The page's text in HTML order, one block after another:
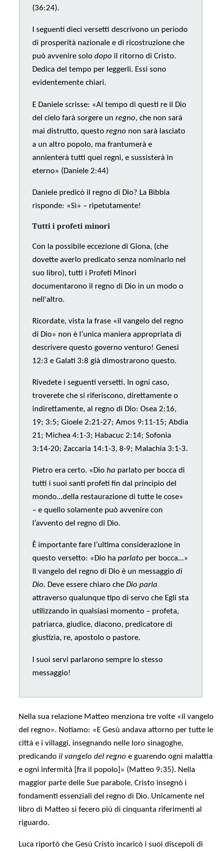
(36:24).
I seguenti dieci versetti descrivono un periodo
di prosperità nazionale e di ricostruzione che
può avvenire solodopo il ritorno di Cristo.
Dedica del tempo per leggerli. Essi sono
evidentemente chiari.
E Daniele scrisse: «Al tempo di questi re il Dio
del cielo farà sorgere unregno, che non sarà
mai distrutto, questoregno non sarà lasciato
a un altro popolo, ma frantumerà e
annienterà tutti quei regni, e sussisterà in
eterno» (Daniele 2:44)
Daniele predicò il regno di Dio? La Bibbia
risponde: «Sì» – ripetutamente!
Tutti i profeti minori
Con la possibile eccezione di Giona, (che
dovette averlo predicato senza nominarlo nel
suo libro), tutti i Profeti Minori
documentarono il regno di Dio in un modo o
nell'altro.
Ricordate, vista la frase «il vangelo del regno
di Dio» non è l’unica maniera appropriata di
descrivere questo governo venturo! Genesi
12:3 e Galati 3:8 già dimostrarono questo.
Rivedete i seguenti versetti. In ogni caso,
troverete che si riferiscono, direttamente o
indirettamente, al regno di Dio: Osea 2:16,
19; 3:5; Gioele 2:21-27; Amos 9:11-15; Abdia
21; Michea 4:1-3; Habacuc 2:14; Sofonia
3:14-20; Zaccaria 14:1-3, 8-9; Malachia 3:1-3.
Pietro era certo. «Dioha parlato per bocca di
tutti i suoi santi profeti fin dal principio del
mondo...della restaurazione di tutte le cose»
– e quello solamente può avvenire con
l’avvento del regno di Dio.
È importante fare l’ultima considerazione in
questo versetto: «Dio haparlato per bocca...»
Il vangelo del regno di Dio è un messaggiodi
Dio. Deve essere chiaro cheDio parla
attraverso qualunque tipo di servo che Egli sta
utilizzando in qualsiasi momento – profeta,
patriarca, giudice, diacono, predicatore di
giustizia, re, apostolo o pastore.
I suoi servi parlarono sempre lo stesso
messaggio!
Nella sua relazione Matteo menziona tre volte «il vangelo
del regno». Notiamo: «E Gesù andava attorno per tutte le
città e i villaggi, insegnando nelle loro sinagoghe,
predicandoil vangelo del regno e guarendo ogni malattia
e ogni infermità [fra il popolo]» (Matteo 9:35). Nella
maggior parte delle Sue parabole, Cristo insegnò i
fondamenti essenziali del regno di Dio. Unicamente nel
libro di Matteo si fecero più di cinquanta riferimenti al
riguardo.
Luca riportò che Gesù Cristo incaricò i suoi discepoli di